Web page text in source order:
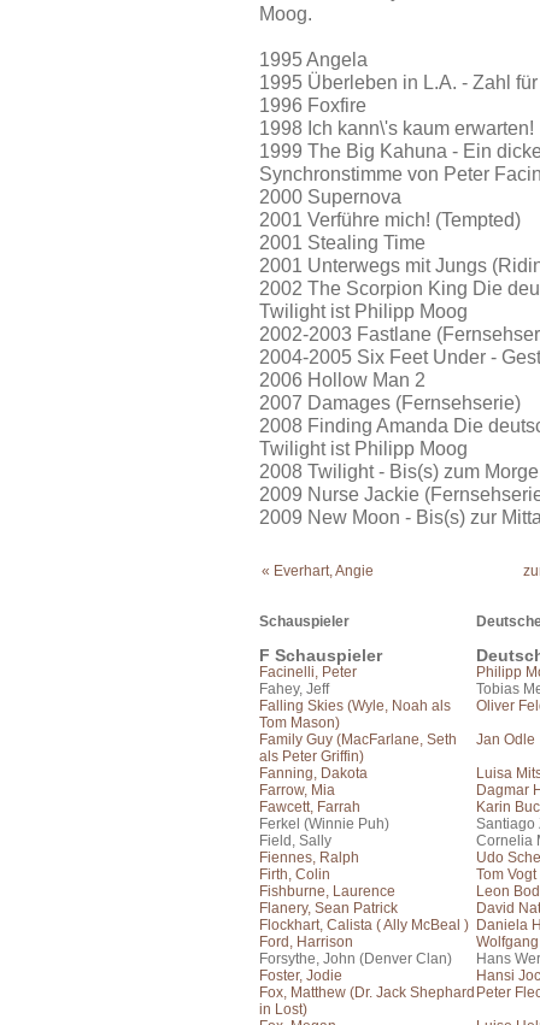
Moog.
1995 Angela
1995 Überleben in L.A. - Zahl
1996 Foxfire
1998 Ich kann\'s kaum
1999 The Big Kahuna - Ein
Synchronstimme von Peter
2000 Supernova
2001 Verführe mich! (Tempted)
2001 Stealing Time
2001 Unterwegs mit Jungs
2002 The Scorpion King Die
Twilight ist Philipp Moog
2002-2003 Fastlane
2004-2005 Six Feet Under -
2006 Hollow Man 2
2007 Damages (Fernsehserie)
2008 Finding Amanda Die
Twilight ist Philipp Moog
2008 Twilight - Bis(s) zum
2009 Nurse Jackie
2009 New Moon - Bis(s) zur
« Everhart, Angie
Schauspieler
F Schauspieler
Facinelli, Peter
Philipp
Fahey, Jeff
Tobias
Falling Skies (Wyle, Noah als
Tom Mason)
Oliver
Family Guy (MacFarlane, Seth
als Peter Griffin)
Jan Odle
Fanning, Dakota
Luisa
Farrow, Mia
Dagmar
Fawcett, Farrah
Karin
Ferkel (Winnie Puh)
Santiago
Field, Sally
Cornelia
Fiennes, Ralph
Udo
Firth, Colin
Tom Vogt
Fishburne, Laurence
Leon
Flanery, Sean Patrick
David
Flockhart, Calista ( Ally McBeal ) Daniela
Ford, Harrison
Forsythe, John (Denver Clan)
Hans
Foster, Jodie
Hansi
Fox, Matthew (Dr. Jack Shephard
in Lost)
Peter